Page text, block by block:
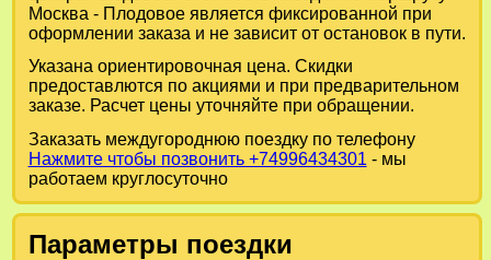
Москва - Плодовое является фиксированной при
оформлении заказа и не зависит от остановок в пути.
Указана ориентировочная цена. Скидки
предоставлются по акциями и при предварительном
заказе. Расчет цены уточняйте при обращении.
Заказать междугороднюю поездку по телефону
Нажмите чтобы позвонить +74996434301 - мы
работаем круглосуточно
Параметры поездки